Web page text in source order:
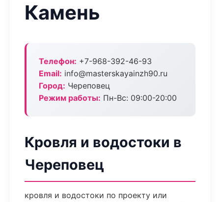
Камень
Телефон: +7-968-392-46-93
Email: info@masterskayainzh90.ru
Город: Череповец
Режим работы: Пн-Вс: 09:00-20:00
Кровля и водостоки в
Череповец
кровля и водостоки по проекту или